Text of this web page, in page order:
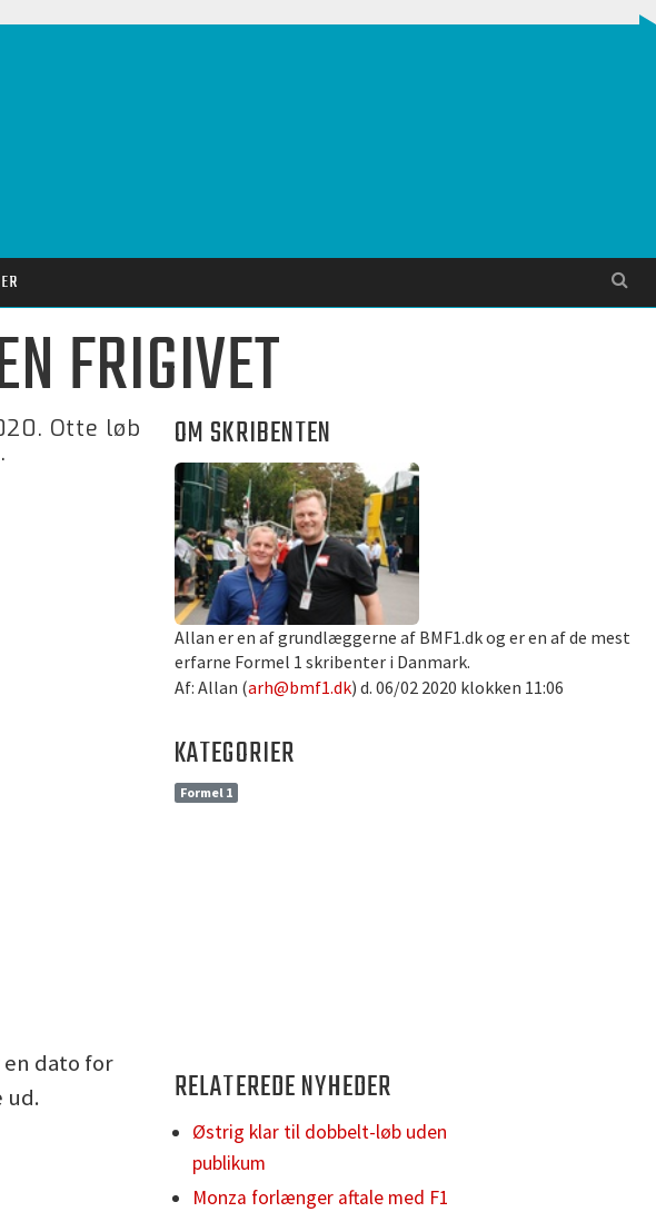
FRIGIVET
Otte løb
OM SKRIBENTEN
Allan er en af grundlæggerne af BMF1.dk og er en af de mest
erfarne Formel 1 skribenter i Danmark.
Af: Allan (arh@bmf1.dk) d. 06/02 2020 klokken 11:06
KATEGORIER
Formel 1
dato for
ud.
RELATEREDE NYHEDER
Østrig klar til dobbelt-løb uden
publikum
Monza forlænger aftale med F1